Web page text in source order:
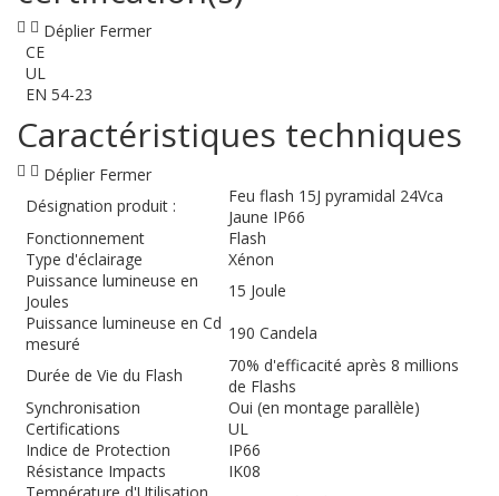
Déplier Fermer
CE
UL
EN 54-23
Caractéristiques techniques
Déplier Fermer
Désignation produit :
Feu flash 15J pyramidal 24Vca
Jaune IP66
Fonctionnement
Flash
Type d'éclairage
Xénon
Puissance lumineuse en
Joules
15 Joule
Puissance lumineuse en Cd
mesuré
190 Candela
Durée de Vie du Flash
70% d'efficacité après 8 millions
de Flashs
Synchronisation
Oui (en montage parallèle)
Certifications
UL
Indice de Protection
IP66
Résistance Impacts
IK08
Température d'Utilisation